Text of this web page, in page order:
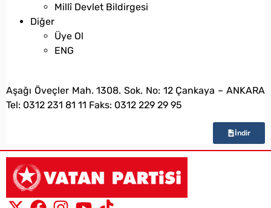
Millî Devlet Bildirgesi
Diğer
Üye Ol
ENG
Aşağı Öveçler Mah. 1308. Sok. No: 12 Çankaya – ANKARA
Tel: 0312 231 81 11 Faks: 0312 229 29 95
İndir